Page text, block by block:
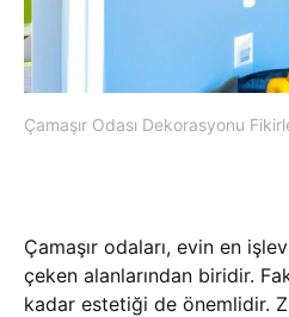
Çamaşır Odası Dekorasyonu
Çamaşır odaları, evin en
çeken alanlarından biridir.
kadar estetiği de önemlidir.